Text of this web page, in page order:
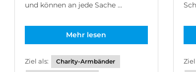
und können an jede Sache ...
Mehr lesen
Ziel als:
Charity-Armbänder
Ziel